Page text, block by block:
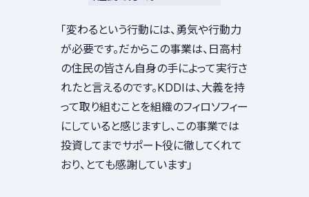
「変わるという行動には、勇気や行動力
が必要です。だからこの事業は、日高村
の住民の皆さん自身の手によって実行さ
れたと言えるのです。KDDIは、大義を持
って取り組むことを組織のフィロソフィー
にしていると感じますし、この事業では
投資してまでサポート役に徹してくれて
おり、とても感謝しています」